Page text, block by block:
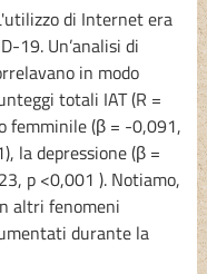
di Internet era
19. Un’analisi di
in modo
totali IAT (R =
femminile (β = -0,091,
la depressione (β =
p <0,001 ). Notiamo,
altri fenomeni
durante la